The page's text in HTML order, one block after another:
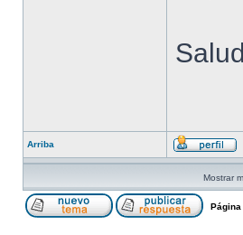
Arriba
Mostrar
Página